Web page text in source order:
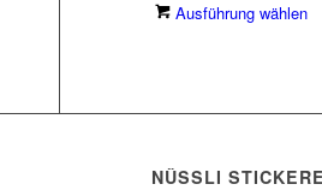
Ausführung wählen
NÜSSLI